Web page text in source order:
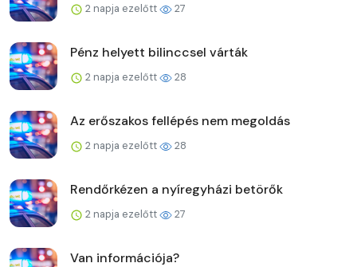
2 napja ezelőtt 27
Pénz helyett bilinccsel várták
2 napja ezelőtt 28
Az erőszakos fellépés nem megoldás
2 napja ezelőtt 28
Rendőrkézen a nyíregyházi betörők
2 napja ezelőtt 27
Van információja?